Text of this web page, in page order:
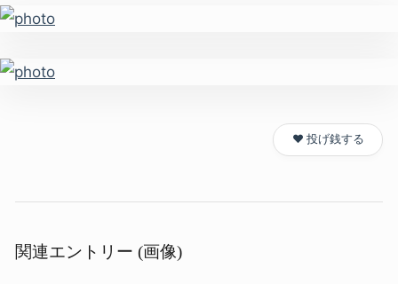
❤️ 投げ銭する
関連エントリー (画像)